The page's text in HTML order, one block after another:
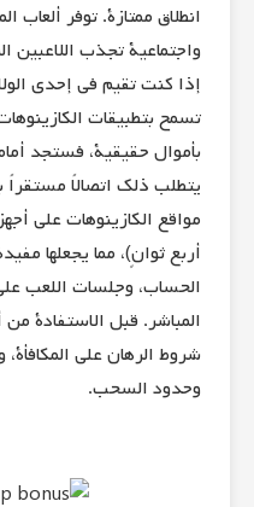
انطلاق ممتازة. توفر ألعاب
واجتماعية تجذب اللاعبين
إذا كنت تقيم في إحدى
تسمح بتطبيقات
بأموال حقيقية، فستجد
يتطلب ذلك اتصالاً مستقراً
مواقع الكازينوهات على
أربع ثوانٍ)، مما يجعلها
الحساب، وجلسات اللعب
المباشر. قبل الاستفادة
شروط الرهان على
وحدود السحب.